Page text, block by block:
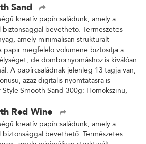
Sand
kreatív papírcsaládunk, amely a
bevethető. Természetes
amely minimálisan strukturált
megfelelő volumene biztosítja a
de dombornyomáshoz is kiválóan
A papírcsaládnak jelenleg 13 tagja van,
azaz digitális nyomtatásra is
Style Smooth Sand 300g: Homokszínű,
Red Wine
kreatív papírcsaládunk, amely a
bevethető. Természetes